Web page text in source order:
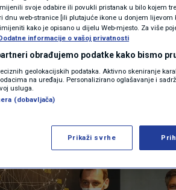
KLIMATSKE
FOTO
VIDEO
0 komentara
Više
svoje odabire ili povukli pristanak u bilo kojem
dnu web-stranice [ili plutajuće ikone u donjem lijevom
kako je opisano u dijelu Web-mjesto. Za više
informacije o vašoj privatnosti
obrađujemo podatke kako bismo
geolokacijskih podataka. Aktivno skeniranje
na uređaju. Personalizirano oglašavanje i
usluga.
(dobavljača)
Prikaži svrhe